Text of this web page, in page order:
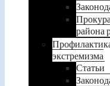
района
экстремизма
Статьи